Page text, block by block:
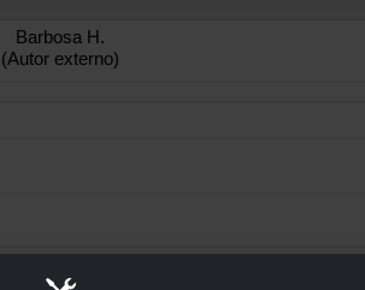
Barbosa H.
(Autor externo)